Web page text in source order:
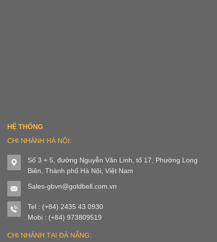
HỆ THỐNG
CHI NHÁNH HÀ NỘI:
Số 3 + 5, đường Nguyễn Văn Linh, tổ 17, Phường Long
Biên, Thành phố Hà Nội, Việt Nam
Sales-gbvn@goldbell.com.vn
Tel : (+84) 2435 43 0930
Mobi : (+84) 973809519
CHI NHÁNH TẠI ĐÀ NẴNG: